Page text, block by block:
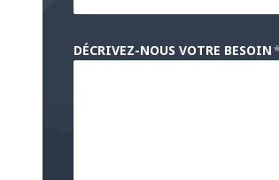
DÉCRIVEZ-NOUS VOTRE BESOIN*